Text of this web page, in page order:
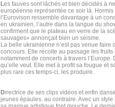
Les fauves sont lâchés et bien décidés à
européenne représentée ce soir là.
l’Eurovison ressemble davantage à un
en ukrainien, l’autre dans la langue du
confirment que le plateau en verre de la
sauvages» annonçait bien un séisme.
La belle ukrainienne n’est pas venue
concours. Elle récolte au passage les
notamment de concerts à travers
qu’elle veut. Elle met à profit sa fougue et
plus rare ces temps-ci, les produire.
Directrice de ses clips vidéos et enfin
jeunes épaules, au contraire. Avec un